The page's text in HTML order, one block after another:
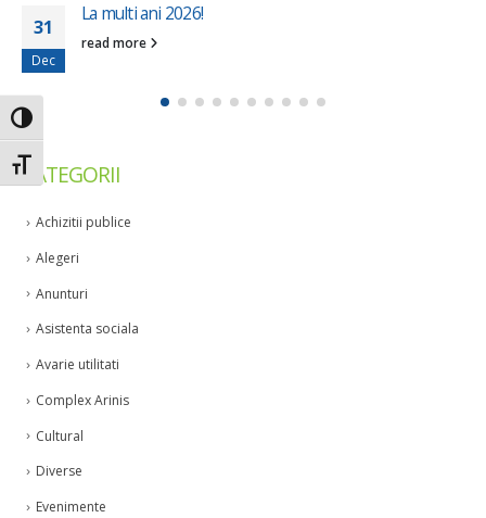
Toggle High Contrast
Toggle Font size
31
Dec
La multi ani 2026!
read more
CATEGORII
Achizitii publice
Alegeri
Anunturi
Asistenta sociala
Avarie utilitati
Complex Arinis
Cultural
Diverse
Evenimente